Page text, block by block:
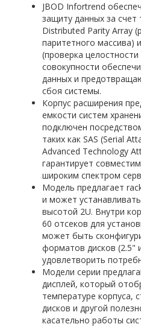
JBOD Infortrend
защиту данных за счет
Distributed Parity Array
паритетного массива)
(проверка
совокупности
данных и
сбоя системы.
Корпус расширения
емкости систем
подключен
таких как SAS (Serial
Advanced Technology
гарантирует
широким спектром
Модель предлагает
и может
высотой 2U. Внутри
60 отсеков для
может быть
форматов дисков (2.5"
удовлетворить
Модели серии
дисплей, который
температуре корпуса,
дисков и другой
касательно работы